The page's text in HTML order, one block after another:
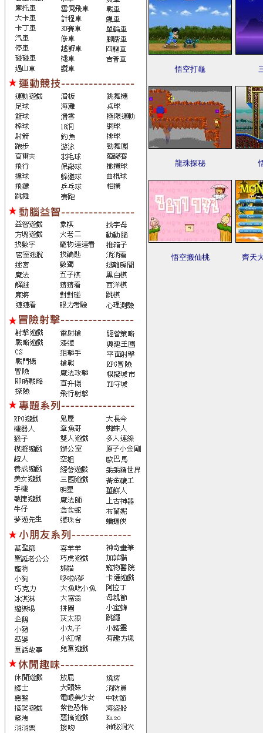
悟空打龜
龍珠探秘
悟空搬仙桃 齊天